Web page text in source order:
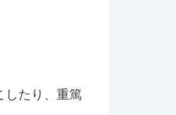
したり、重篤